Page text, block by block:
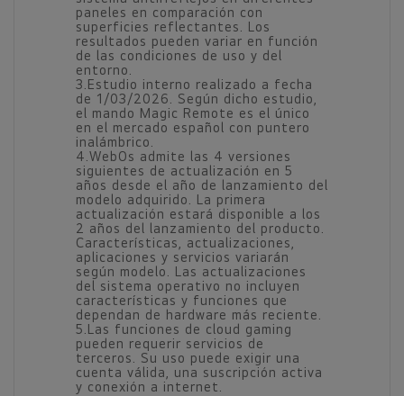
paneles en comparación con
superficies reflectantes. Los
resultados pueden variar en función
de las condiciones de uso y del
entorno.
3.Estudio interno realizado a fecha
de 1/03/2026. Según dicho estudio,
el mando Magic Remote es el único
en el mercado español con puntero
inalámbrico.
4.WebOs admite las 4 versiones
siguientes de actualización en 5
años desde el año de lanzamiento del
modelo adquirido. La primera
actualización estará disponible a los
2 años del lanzamiento del producto.
Características, actualizaciones,
aplicaciones y servicios variarán
según modelo. Las actualizaciones
del sistema operativo no incluyen
características y funciones que
dependan de hardware más reciente.
5.Las funciones de cloud gaming
pueden requerir servicios de
terceros. Su uso puede exigir una
cuenta válida, una suscripción activa
y conexión a internet.